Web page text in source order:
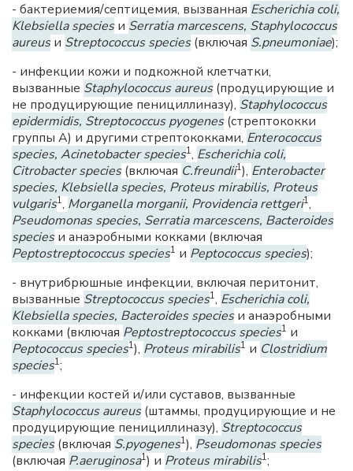
- бактериемия/септицемия, вызванная Escherichia coli,
Klebsiella speciesи Serratia marcescens, Staphylococcus
aureusи Streptococcus species(включая S.pneumoniae);
- инфекции кожи и подкожной клетчатки,
вызванные Staphylococcus aureus(продуцирующие и
не продуцирующие пенициллиназу), Staphylococcus
epidermidis, Streptococcus pyogenes(стрептококки
группы А) и другими стрептококками, Enterococcus
species, Acinetobacter species1, Escherichia coli,
Citrobacter species(включая C.freundii1), Enterobacter
species, Klebsiella species, Proteus mirabilis, Proteus
vulgaris1, Morganella morganii, Providencia rettgeri1,
Pseudomonas species, Serratia marcescens, Bacteroides
speciesи анаэробными кокками (включая
Peptostreptococcus species1 и Peptococcus species);
- внутрибрюшные инфекции, включая перитонит,
вызванные Streptococcus species1, Escherichia coli,
Klebsiella species, Bacteroides speciesи анаэробными
кокками (включая Peptostreptococcus species1 и
Peptococcus species1), Proteus mirabilis1 и Clostridium
species1;
- инфекции костей и/или суставов, вызванные
Staphylococcus aureus(штаммы, продуцирующие и не
продуцирующие пенициллиназу), Streptococcus
species(включая S.pyogenes1), Pseudomonas species
(включая P.aeruginosa1) и Proteus mirabilis1;